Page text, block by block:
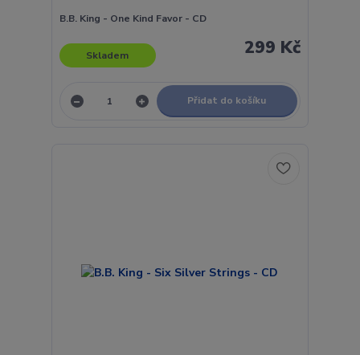
B.B. King - One Kind Favor - CD
299 Kč
Skladem
Přidat do košíku